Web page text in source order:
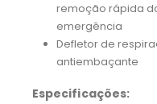
remoção rápida
emergência
Defletor de
antiembaçante
Especificações: